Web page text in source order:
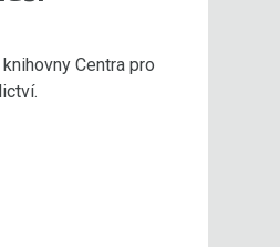
Centra pro